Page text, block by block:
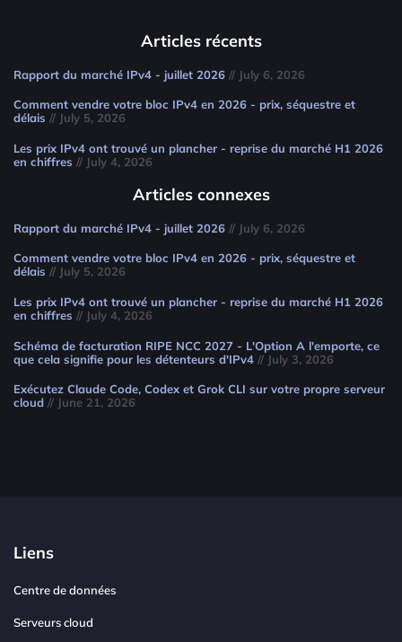
Articles récents
Rapport du marché IPv4 - juillet 2026 // July 6, 2026
Comment vendre votre bloc IPv4 en 2026 - prix, séquestre et
délais // July 5, 2026
Les prix IPv4 ont trouvé un plancher - reprise du marché H1 2026
en chiffres // July 4, 2026
Articles connexes
Rapport du marché IPv4 - juillet 2026 // July 6, 2026
Comment vendre votre bloc IPv4 en 2026 - prix, séquestre et
délais // July 5, 2026
Les prix IPv4 ont trouvé un plancher - reprise du marché H1 2026
en chiffres // July 4, 2026
Schéma de facturation RIPE NCC 2027 - L'Option A l'emporte, ce
que cela signifie pour les détenteurs d'IPv4 // July 3, 2026
Exécutez Claude Code, Codex et Grok CLI sur votre propre serveur
cloud // June 21, 2026
Liens
Centre de données
Serveurs cloud